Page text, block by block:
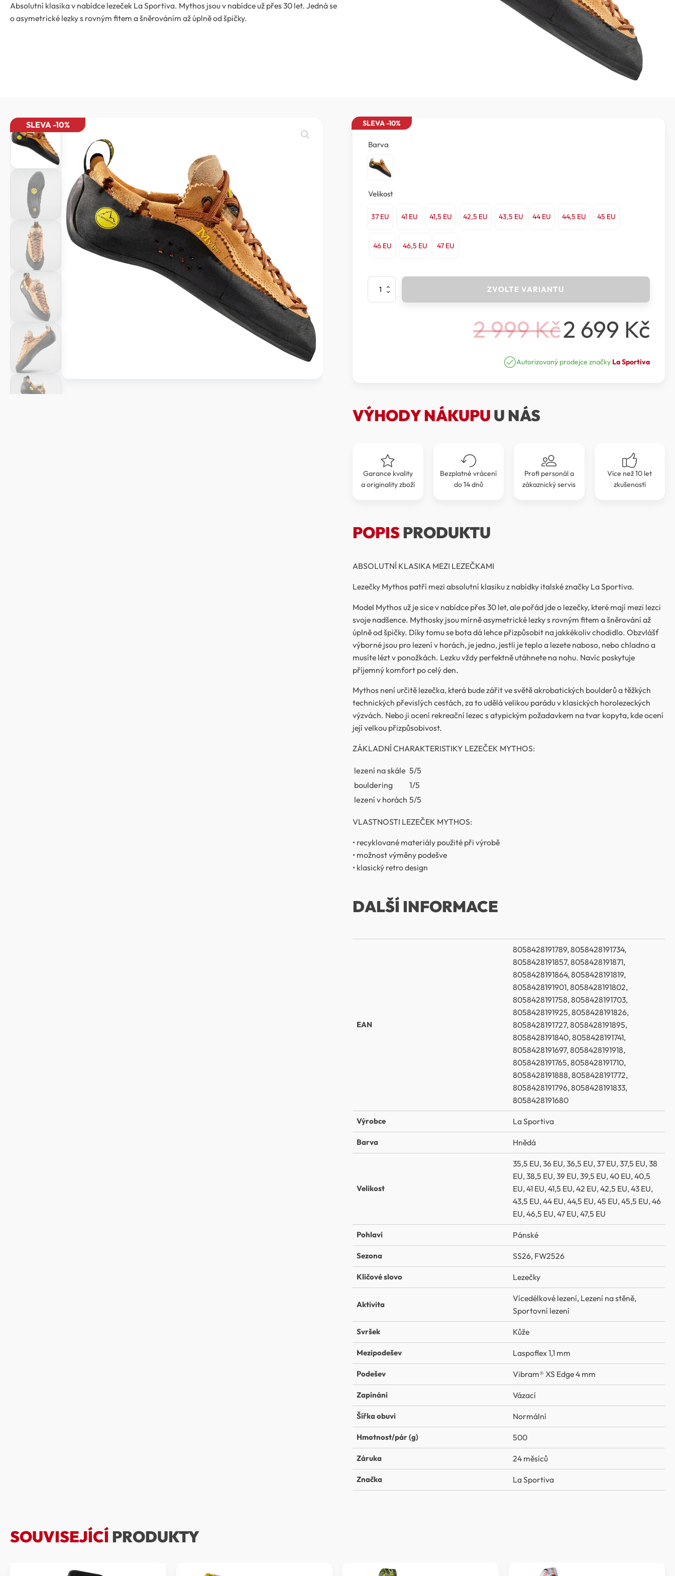
Absolutní klasika v nabídce lezeček La Sportiva. Mythos jsou v nabídce už přes 30 let. Jedná se
o asymetrické lezky s rovným fitem a šněrováním až úplně od špičky.
SLEVA -10% SLEVA -10%
Barva
Velikost
37 EU 41 EU 41,5 EU 42,5 EU 43,5 EU 44 EU 44,5 EU 45 EU
46 EU 46,5 EU 47 EU
Sportiva
-
ZVOLTE VARIANTU
2 999Kč
Původní
cena
2
2 699 Kč
Aktuální
cena
2
Autorizovaný prodejce značky La Sportiva
VÝHODY NÁKUPU U NÁS
Garance kvality
a originality zboží
Bezplatné vrácení
do 14 dnů
Profi personál a
zákaznický servis
Více než 10 let
zkušeností
POPISPRODUKTU
ABSOLUTNÍ KLASIKA MEZI LEZEČKAMI
Lezečky Mythos patří mezi absolutní klasiku z nabídky italské značky La Sportiva.
Model Mythos už je sice v nabídce přes 30 let, ale pořád jde o lezečky, které mají mezi lezci
svoje nadšence. Mythosky jsou mírně asymetrické lezky s rovným fitem a šněrování až
úplně od špičky. Díky tomu se bota dá lehce přizpůsobit na jakkékoliv chodidlo. Obzvlášť
výborné jsou pro lezení v horách, je jedno, jestli je teplo a lezete naboso, nebo chladno a
musíte lézt v ponožkách. Lezku vždy perfektně utáhnete na nohu. Navíc poskytuje
příjemný komfort po celý den.
Mythos není určitě lezečka, která bude zářit ve světě akrobatických boulderů a těžkých
technických převislých cestách, za to udělá velikou parádu v klasických horolezeckých
výzvách. Nebo ji ocení rekreační lezec s atypickým požadavkem na tvar kopyta, kde ocení
její velkou přizpůsobivost.
ZÁKLADNÍ CHARAKTERISTIKY LEZEČEK MYTHOS:
lezení na skále 5/5
bouldering
1/5
lezení v horách 5/5
VLASTNOSTI LEZEČEK MYTHOS:
• recyklované materiály použité při výrobě
• možnost výměny podešve
• klasický retro design
DALŠÍ INFORMACE
EAN
8058428191789, 8058428191734,
8058428191857, 8058428191871,
8058428191864, 8058428191819,
8058428191901, 8058428191802,
8058428191758, 8058428191703,
8058428191925, 8058428191826,
8058428191727, 8058428191895,
8058428191840, 8058428191741,
8058428191697, 8058428191918,
8058428191765, 8058428191710,
8058428191888, 8058428191772,
8058428191796, 8058428191833,
8058428191680
Výrobce La Sportiva
Barva Hnědá
Velikost
35,5 EU, 36 EU, 36,5 EU, 37 EU, 37,5 EU, 38
EU, 38,5 EU, 39 EU, 39,5 EU, 40 EU, 40,5
EU, 41 EU, 41,5 EU, 42 EU, 42,5 EU, 43 EU,
43,5 EU, 44 EU, 44,5 EU, 45 EU, 45,5 EU, 46
EU, 46,5 EU, 47 EU, 47,5 EU
Pohlaví Pánské
Sezona SS26, FW2526
Klíčové slovo Lezečky
Aktivita
Vícedélkové lezení, Lezení na stěně,
Sportovní lezení
Svršek Kůže
Mezipodešev Laspoflex 1,1 mm
Podešev Vibram® XS Edge 4 mm
Zapínání Vázací
Šířka obuvi Normální
Hmotnost/pár (g) 500
Záruka 24 měsíců
Značka La Sportiva
SOUVISEJÍCÍ PRODUKTY